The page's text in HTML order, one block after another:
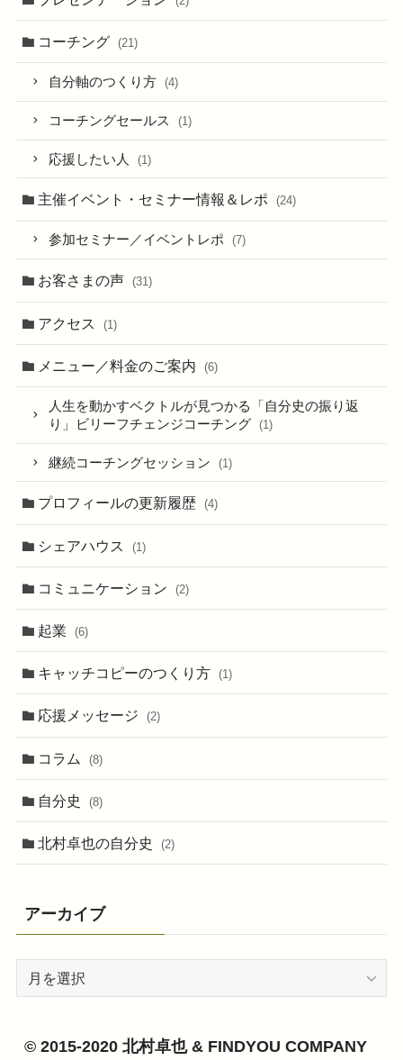
コーチング (21)
自分軸のつくり方 (4)
コーチングセールス (1)
応援したい人 (1)
主催イベント・セミナー情報＆レポ (24)
参加セミナー／イベントレポ (7)
お客さまの声 (31)
アクセス (1)
メニュー／料金のご案内 (6)
人生を動かすベクトルが見つかる「自分史の振り返
り」ビリーフチェンジコーチング
(1)
継続コーチングセッション (1)
プロフィールの更新履歴 (4)
シェアハウス (1)
コミュニケーション (2)
起業 (6)
キャッチコピーのつくり方 (1)
応援メッセージ (2)
コラム (8)
自分史 (8)
北村卓也の自分史 (2)
アーカイブ
© 2015-2020 北村卓也 & FINDYOU COMPANY